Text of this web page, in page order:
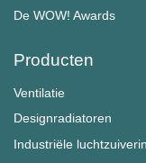
De WOW! Awards
Producten
Ventilatie
Designradiatoren
Industriële